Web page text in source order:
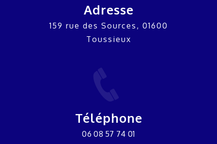
Adresse
159 rue des Sources, 01600
Toussieux
Téléphone
06 08 57 74 01